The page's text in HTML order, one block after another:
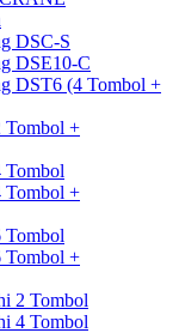
DSC-S
DSE10-C
DST6 (4 Tombol +
Tombol +
Tombol
Tombol +
Tombol
Tombol +
2 Tombol
4 Tombol